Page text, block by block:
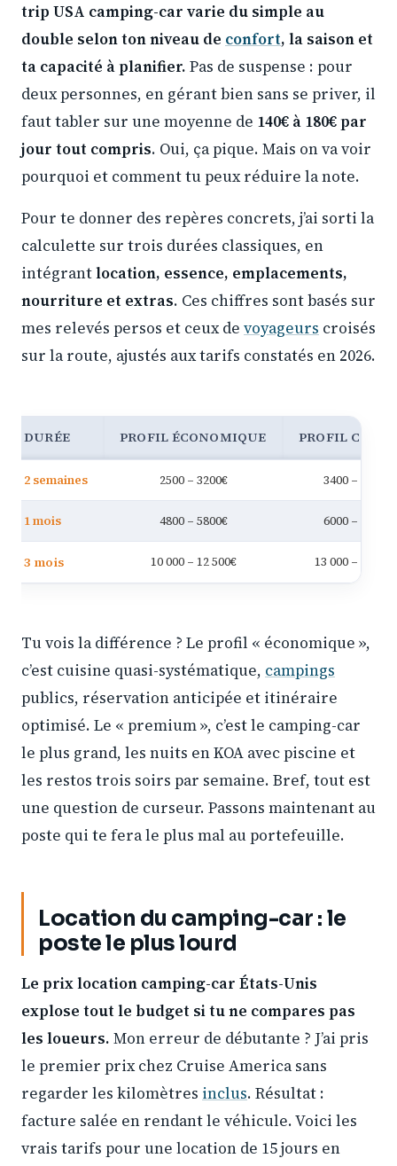
trip USA camping-car varie du simple au
double selon ton niveau de confort, la saison et
ta capacité à planifier. Pas de suspense : pour
deux personnes, en gérant bien sans se priver, il
faut tabler sur une moyenne de 140€ à 180€ par
jour tout compris. Oui, ça pique. Mais on va voir
pourquoi et comment tu peux réduire la note.
Pour te donner des repères concrets, j’ai sorti la
calculette sur trois durées classiques, en
intégrantlocation, essence, emplacements,
nourriture et extras. Ces chiffres sont basés sur
mes relevés persos et ceux de voyageurs croisés
sur la route, ajustés aux tarifs constatés en 2026.
DURÉE PROFIL ÉCONOMIQUE PROFIL
2 semaines 2500 – 3200€ 3400 – 4200€
1 mois 4800 – 5800€ 6000 – 7500€
3 mois 10 000 – 12 500€ 13 000 – 16
Tu vois la différence ? Le profil « économique »,
c’est cuisine quasi-systématique, campings
publics, réservation anticipée et itinéraire
optimisé. Le « premium », c’est le camping-car
le plus grand, les nuits en KOA avec piscine et
les restos trois soirs par semaine. Bref, tout est
une question de curseur. Passons maintenant au
poste qui te fera le plus mal au portefeuille.
Location du camping-car : le
poste le plus lourd
Le prix location camping-car États-Unis
explose tout le budget si tu ne compares pas
les loueurs. Mon erreur de débutante ? J’ai pris
le premier prix chez Cruise America sans
regarder les kilomètres inclus. Résultat :
facture salée en rendant le véhicule. Voici les
vrais tarifs pour une location de 15 jours en